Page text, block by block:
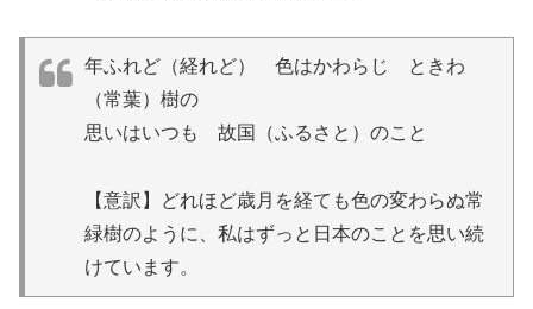
年ふれど（経れど） 色はかわらじ ときわ
（常葉）樹の
思いはいつも 故国（ふるさと）のこと
【意訳】どれほど歳月を経ても色の変わらぬ常
緑樹のように、私はずっと日本のことを思い続
けています。